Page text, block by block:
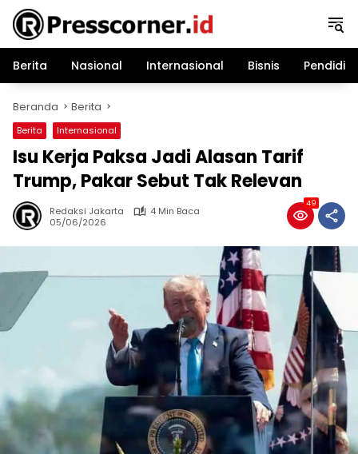
Langsung
konten
Berita
Nasional Internasional Bisnis
Beranda Berita
Berita Internasional
Isu Kerja Paksa Jadi Alasan Tarif
Trump, Pakar Sebut Tak Relevan
Redaksi Jakarta
4 Min Baca
05/06/2026
49